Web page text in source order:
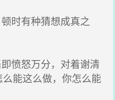
时有种猜想成真之
愤怒万分，对着谢清
能这么做，你怎么能